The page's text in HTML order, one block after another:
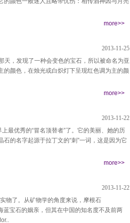
more>>
2013-11-25
，发现了一种会变色的宝石，所以被命名为亚
的颜色，在烛光或白炽灯下呈现红色调为主的颜
more>>
2013-11-22
最优秀的“冒名顶替者”了。它的美丽、她的历
的名字起源于拉丁文的“刺”一词，这是因为它
more>>
2013-11-22
物了。从矿物学的角度来说，摩根石
蓝宝石的姻亲，但其在中国的知名度不及前两